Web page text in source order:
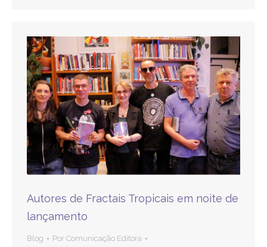
Autores de Fractais Tropicais em noite de
lançamento
Blog Por Comunicação Editora